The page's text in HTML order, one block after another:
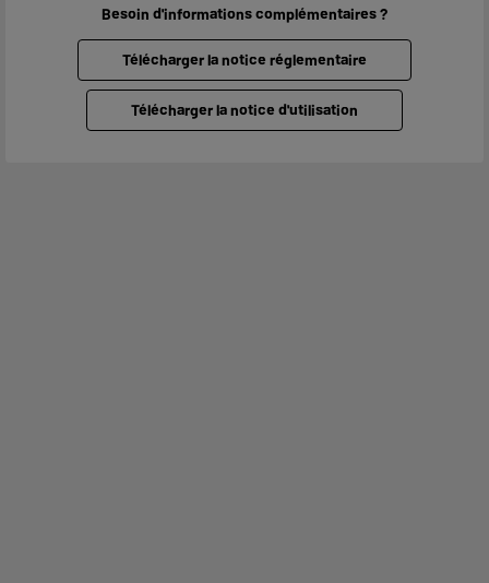
Besoin d'informations complémentaires ?
Télécharger la notice réglementaire
Télécharger la notice d'utilisation